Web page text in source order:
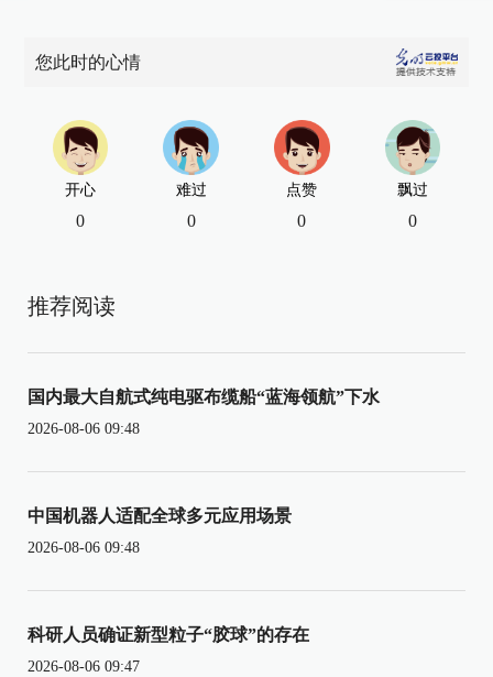
您此时的心情
开心
0
难过
0
点赞
0
飘过
0
推荐阅读
国内最大自航式纯电驱布缆船“蓝海领航”下水
2026-08-06 09:48
中国机器人适配全球多元应用场景
2026-08-06 09:48
科研人员确证新型粒子“胶球”的存在
2026-08-06 09:47